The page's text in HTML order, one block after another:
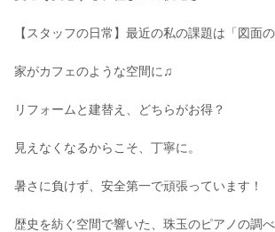
【スタッフの日常】最近の私の課題は「図面
家がカフェのような空間に♫
リフォームと建替え、どちらがお得？
見えなくなるからこそ、丁寧に。
暑さに負けず、安全第一で頑張っています！
歴史を紡ぐ空間で響いた、珠玉のピアノの調べ